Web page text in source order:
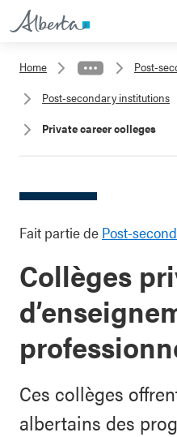
Home
Post-
Post-secondary institutions
Private career colleges
Fait partie de Post-
Collèges
Ces collèges
albertains des